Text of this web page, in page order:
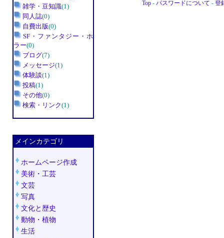
雑学・豆知識(1)
同人誌(0)
自費出版(0)
SF・ファンタジー・ホ
ラー(0)
ブログ(7)
メッセージ(1)
体験談(1)
投稿(1)
その他(0)
検索・リンク(1)
メインカテゴリ
ホームページ作成
美術・工芸
文芸
写真
文化と歴史
動物・植物
生活
Top- パスワードについて - 登